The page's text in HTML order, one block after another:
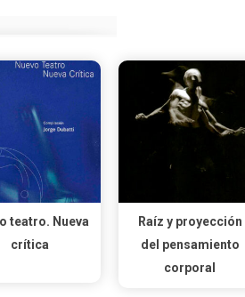
teatro. Nueva
crítica
Raíz y proyección
del pensamiento
corporal